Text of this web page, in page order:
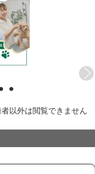
•
以外は閲覧できません